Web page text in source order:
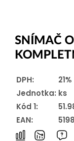
SNÍMAČ
DPH:
21%
Jednotka: ks
Kód 1:
EAN: